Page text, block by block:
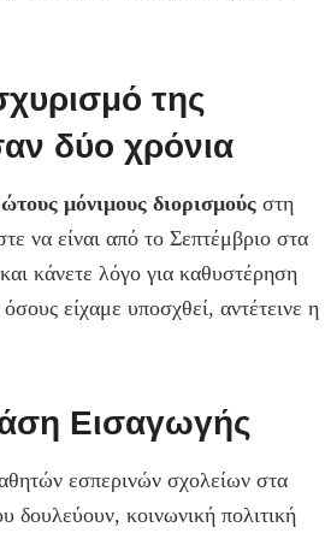
της
δύο χρόνια
μόνιμους διορισμούς στη
να είναι από το Σεπτέμβριο στα
κάνετε λόγο για καθυστέρηση
είχαμε υποσχθεί, αντέτεινε η
Εισαγωγής
εσπερινών σχολείων στα
δουλεύουν, κοινωνική πολιτική